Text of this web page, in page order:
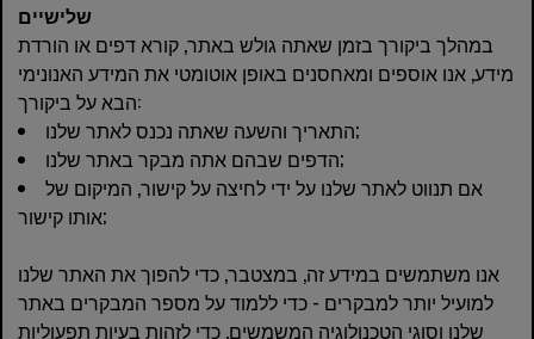
שלישיים
במהלך ביקורך בזמן שאתה גולש באתר, קורא דפים או הורדת
מידע, אנו אוספים ומאחסנים באופן אוטומטי את המידע האנונימי
הבא על ביקורך:
התאריך והשעה שאתה נכנס לאתר שלנו;
הדפים שבהם אתה מבקר באתר שלנו;
אם תנווט לאתר שלנו על ידי לחיצה על קישור, המיקום של
אותו קישור;
אנו משתמשים במידע זה, במצטבר, כדי להפוך את האתר שלנו
למועיל יותר למבקרים - כדי ללמוד על מספר המבקרים באתר
שלנו וסוגי הטכנולוגיה המשמשים, כדי לזהות בעיות תפעוליות